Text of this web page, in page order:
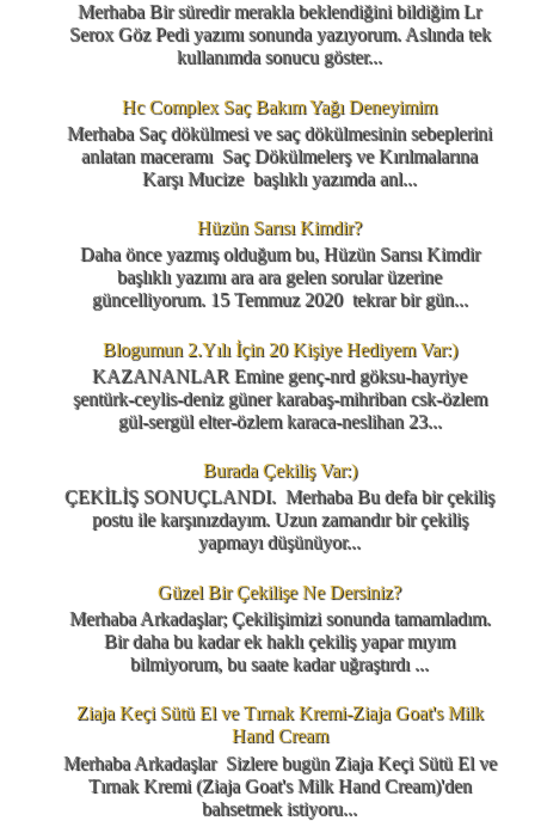
Merhaba Bir süredir merakla beklendiğini bildiğim Lr
Serox Göz Pedi yazımı sonunda yazıyorum. Aslında tek
kullanımda sonucu göster...
Hc Complex Saç Bakım Yağı Deneyimim
Merhaba Saç dökülmesi ve saç dökülmesinin sebeplerini
anlatan maceramı Saç Dökülmelerş ve Kırılmalarına
Karşı Mucize başlıklı yazımda anl...
Hüzün Sarısı Kimdir?
Daha önce yazmış olduğum bu, Hüzün Sarısı Kimdir
başlıklı yazımı ara ara gelen sorular üzerine
güncelliyorum. 15 Temmuz 2020 tekrar bir gün...
Blogumun 2.Yılı İçin 20 Kişiye Hediyem Var:)
KAZANANLAR Emine genç-nrd göksu-hayriye
şentürk-ceylis-deniz güner karabaş-mihriban csk-özlem
gül-sergül elter-özlem karaca-neslihan 23...
Burada Çekiliş Var:)
ÇEKİLİŞ SONUÇLANDI. Merhaba Bu defa bir çekiliş
postu ile karşınızdayım. Uzun zamandır bir çekiliş
yapmayı düşünüyor...
Güzel Bir Çekilişe Ne Dersiniz?
Merhaba Arkadaşlar; Çekilişimizi sonunda tamamladım.
Bir daha bu kadar ek haklı çekiliş yapar mıyım
bilmiyorum, bu saate kadar uğraştırdı ...
Ziaja Keçi Sütü El ve Tırnak Kremi-Ziaja Goat's Milk
Hand Cream
Merhaba Arkadaşlar Sizlere bugün Ziaja Keçi Sütü El ve
Tırnak Kremi (Ziaja Goat's Milk Hand Cream)'den
bahsetmek istiyoru...